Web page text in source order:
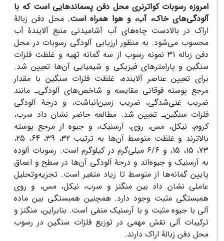
امروزه رسوبات کواترنری محل دفن پسماندهایی است که با
آلودگی‌های خاک، آب، و هوا همراه است.محل دفن زبالۀ
اراک در بالادست چاه‌های آب آشامیدنی منبع آلایندۀ آب
محسوب می‌شود. به منظور ارزیابی آلودگی رسوبات در محل
دفن زباله 31 نمونه رسوب از سه گمانه تهیه و غلظت فلزات
سنگین و پارامترهای فیزیکی و شیمیایی آن‌ها تعیین شد.
برای تعیین عناصر آلاینده، غلظت فلزات سنگین با مقدار
مرجع پوسته فوقانی مقایسه و شاخص‌های آلودگی‌ـ مانند
ضریب غنی‌شدگی، ضریب زمین‌انباشت، و درجۀ آلودگی
فلزات سنگین‌ـ تعیین شد. مطالعه حاضر نشان داد سرب،
کروم، نیکل، مس، روی، آرسنیک، و جیوه از مرجع پوسته
بالاترند و غلظت متوسط آن‌ها به ترتیب 32، 39، 64، 25،
73، 15، 15، و 6/6 میلی‌گرم در کیلوگرم است. رسوبات آلوده
به آرسنیک و جیوه‌اند و درجۀ آلودگی آن‌ها در سطح و اعماق
پایین گمانه‌ها از متوسط تا زیاد متغیر است. تجزیه‌وتحلیل
عاملی نشان داد بین منگنز و سرب، نیکل، مس، و روی
همبستگی مثبت وجود دارد. همچنین همبستگی بین ماده
آلی با جیوه مثبت و با آرسنیک منفی است. بنابراین، منگنز و
ترکیبات آلی نقش مهمی در توزیع فلزات سنگین در رسوب
محل دفن زبالۀ اراک دارند.